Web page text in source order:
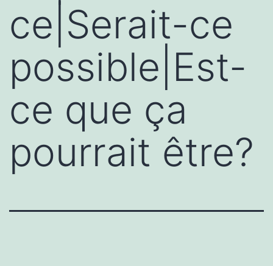
ce|Serait-ce
possible|Est-
ce que ça
pourrait être?